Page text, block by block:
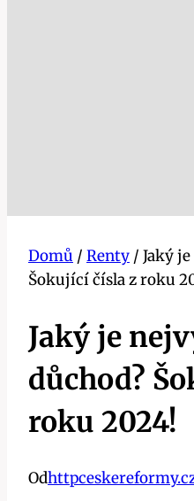
Domů / Renty / Jaký
Šokující čísla z roku
Jaký je
důchod?
roku 2024!
Od